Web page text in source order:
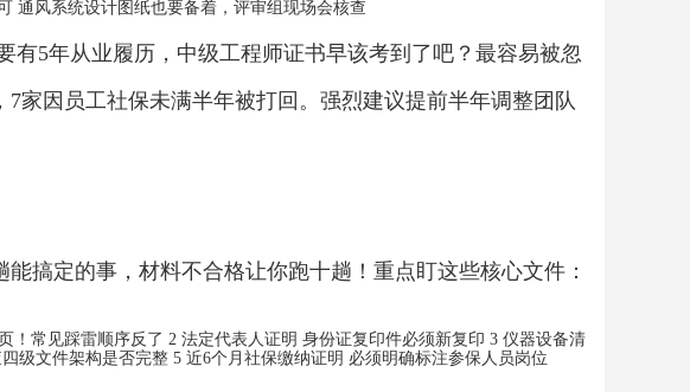
通风系统设计图纸也要备着，评审组现场会核查
有5年从业履历，中级工程师证书早该考到了吧？最容易被忽
因员工社保未满半年被打回。强烈建议提前半年调整团队
搞定的事，材料不合格让你跑十趟！重点盯这些核心文件：
！常见踩雷顺序反了 2 法定代表人证明 身份证复印件必须新复印 3 仪器设备清
级文件架构是否完整 5 近6个月社保缴纳证明 必须明确标注参保人员岗位